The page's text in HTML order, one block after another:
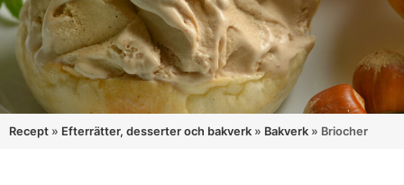
Recept » Efterrätter, desserter och bakverk » Bakverk » Briocher